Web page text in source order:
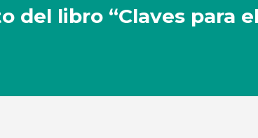
del libro “Claves para